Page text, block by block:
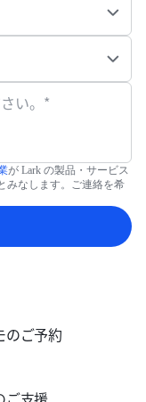
のご予約
い。*
が Lark の製品・サービス
みなします。ご連絡を希